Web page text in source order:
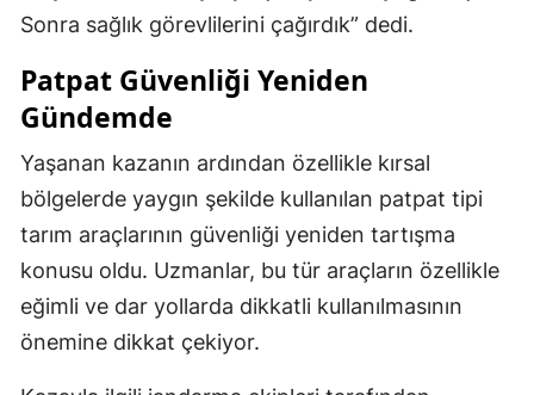
Sonra sağlık görevlilerini çağırdık” dedi.
Patpat Güvenliği Yeniden
Gündemde
Yaşanan kazanın ardından özellikle kırsal
bölgelerde yaygın şekilde kullanılan patpat tipi
tarım araçlarının güvenliği yeniden tartışma
konusu oldu. Uzmanlar, bu tür araçların özellikle
eğimli ve dar yollarda dikkatli kullanılmasının
önemine dikkat çekiyor.